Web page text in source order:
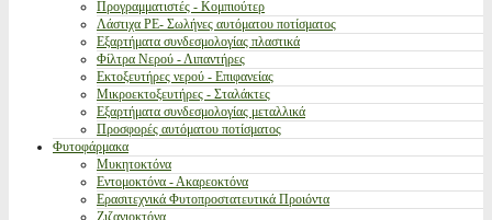
Προγραμματιστές - Κομπιούτερ
Λάστιχα PE- Σωλήνες αυτόματου ποτίσματος
Εξαρτήματα συνδεσμολογίας πλαστικά
Φίλτρα Νερού - Λιπαντήρες
Εκτοξευτήρες νερού - Επιφανείας
Μικροεκτοξευτήρες - Σταλάκτες
Εξαρτήματα συνδεσμολογίας μεταλλικά
Προσφορές αυτόματου ποτίσματος
Φυτοφάρμακα
Μυκητοκτόνα
Εντομοκτόνα - Ακαρεοκτόνα
Ερασιτεχνικά Φυτοπροστατευτικά Προιόντα
Ζιζανιοκτόνα